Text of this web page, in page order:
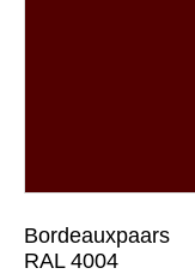
Bordeauxpaars
RAL 4004